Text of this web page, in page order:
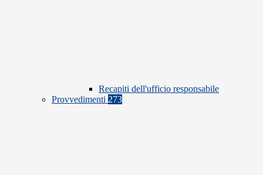
Recapiti dell'ufficio responsabile
Provvedimenti 273